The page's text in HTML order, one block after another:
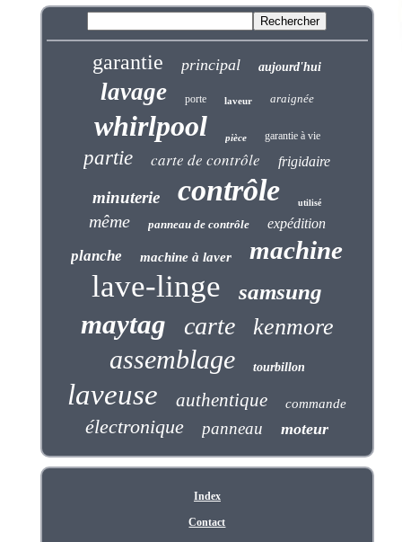
garantie principal aujourd'hui
lavage porte laveur araignée
whirlpool pièce garantie à vie
partie carte de contrôle frigidaire
minuterie contrôle utilisé
même panneau de contrôle expédition
planche machine à laver machine
lave-linge samsung
maytag carte kenmore
assemblage tourbillon
laveuse authentique commande
électronique panneau moteur
Index
Contact